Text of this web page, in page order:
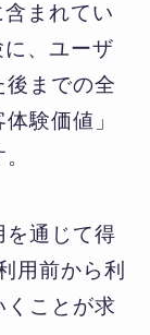
まれてい
、ユーザ
後までの全
験価値」
を通じて得
用前から利
くことが求